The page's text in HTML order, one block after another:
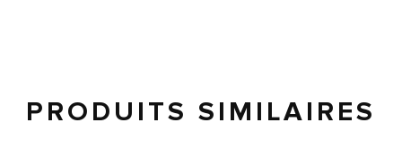
PRODUITS SIMILAIRES